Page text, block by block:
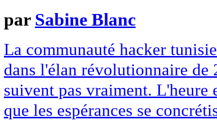
par Sabine Blanc
La communauté hacker
dans l'élan révolutionnaire de
suivent pas vraiment. L'heure
que les espérances se